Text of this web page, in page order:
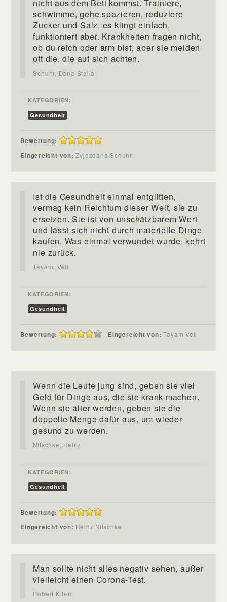
nicht aus dem Bett kommst. Trainiere,
schwimme, gehe spazieren, reduziere
Zucker und Salz, es klingt einfach,
funktioniert aber. Krankheiten fragen nicht,
ob du reich oder arm bist, aber sie meiden
oft die, die auf sich achten.
Schuhr, Dana Stella
KATEGORIEN:
Gesundheit
Bewertung:
Eingereicht von:Zvjezdana Schuhr
Ist die Gesundheit einmal entglitten,
vermag kein Reichtum dieser Welt, sie zu
ersetzen. Sie ist von unschätzbarem Wert
und lässt sich nicht durch materielle Dinge
kaufen. Was einmal verwundet wurde, kehrt
nie zurück.
Tayam, Veli
KATEGORIEN:
Gesundheit
Bewertung: Eingereicht von:Tayam Veli
Wenn die Leute jung sind, geben sie viel
Geld für Dinge aus, die sie krank machen.
Wenn sie älter werden, geben sie die
doppelte Menge dafür aus, um wieder
gesund zu werden.
Nitschke, Heinz
KATEGORIEN:
Gesundheit
Bewertung:
Eingereicht von: Heinz Nitschke
Man sollte nicht alles negativ sehen, außer
vielleicht einen Corona-Test.
Robert Klien